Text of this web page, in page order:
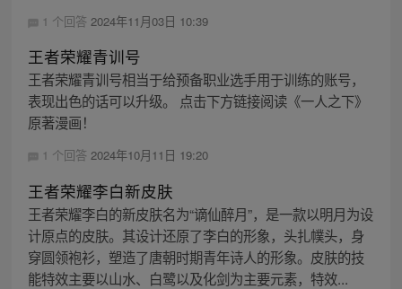
1 个回答 2024年11月03日 10:39
王者荣耀青训号
王者荣耀青训号相当于给预备职业选手用于训练的账号，
表现出色的话可以升级。 点击下方链接阅读《一人之下》
原著漫画！
1 个回答 2024年10月11日 19:20
王者荣耀李白新皮肤
王者荣耀李白的新皮肤名为“谪仙醉月”，是一款以明月为设
计原点的皮肤。其设计还原了李白的形象，头扎幞头，身
穿圆领袍衫，塑造了唐朝时期青年诗人的形象。皮肤的技
能特效主要以山水、白鹭以及化剑为主要元素，特效...